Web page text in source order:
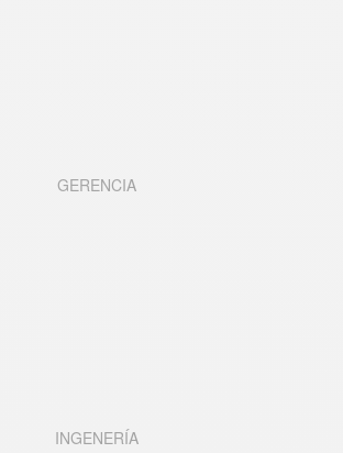
GERENCIA
INGENERÍA